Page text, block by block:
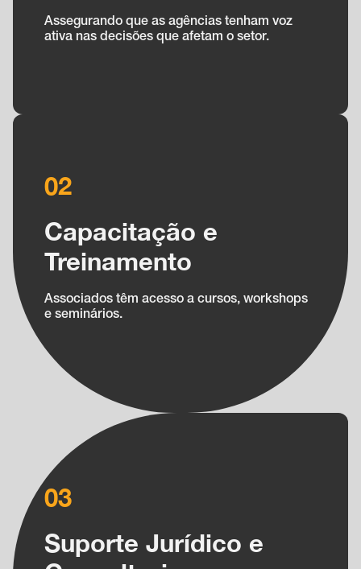
Assegurando que as agências tenham voz
ativa nas decisões que afetam o setor.
02
Capacitação e
Treinamento
Associados têm acesso a cursos, workshops
e seminários.
03
Suporte Jurídico e